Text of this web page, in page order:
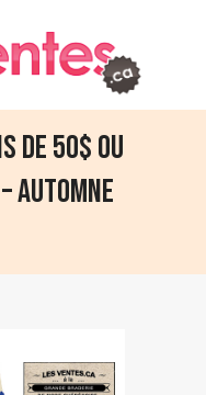
de 50$ ou
Automne